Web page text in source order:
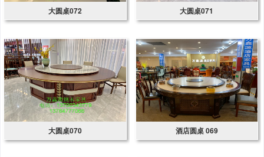
大圆桌072 大圆桌071
大圆桌070 酒店圆桌 069